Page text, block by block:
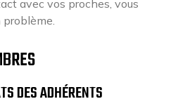
avec vos proches, vous
problème.
DES ADHÉRENTS